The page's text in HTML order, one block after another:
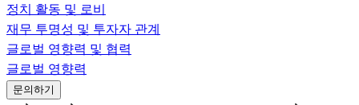
정치 활동 및 로비
재무 투명성 및 투자자 관계
글로벌 영향력 및 협력
글로벌 영향력
문의하기